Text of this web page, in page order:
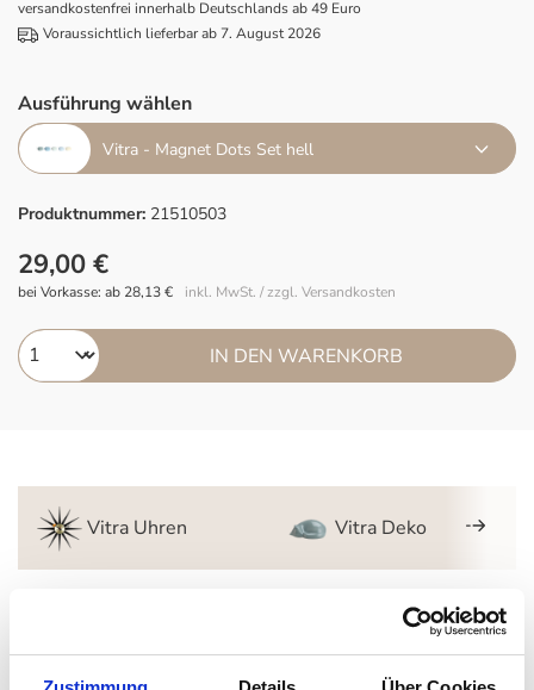
versandkostenfrei innerhalb Deutschlands ab 49 Euro
Voraussichtlich lieferbar ab 7. August 2026
Ausführung wählen
Vitra - Magnet Dots Set hell
Produktnummer: 21510503
29,00 €
inkl. MwSt. / zzgl. Versandkosten
bei Vorkasse: ab 28,13 €
IN DEN WARENKORB
Vitra Uhren Vitra Deko